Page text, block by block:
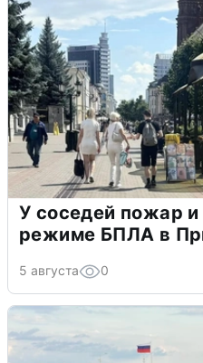
У соседей пожар
режиме БПЛА в
5 августа 0